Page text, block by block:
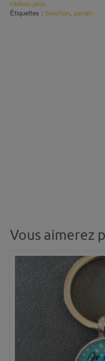
un
parrain
cadeau pour...
Étiquettes : bouchon, parrain
Vous aimerez